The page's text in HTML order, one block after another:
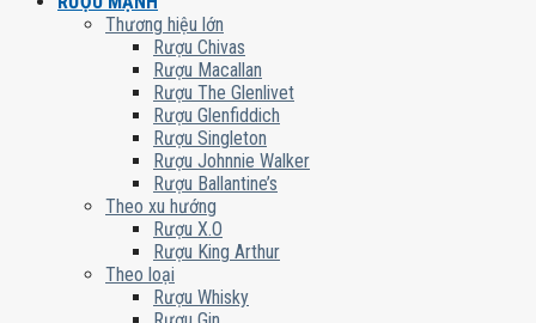
Thương hiệu lớn
Rượu Chivas
Rượu Macallan
Rượu The Glenlivet
Rượu Glenfiddich
Rượu Singleton
Rượu Johnnie Walker
Rượu Ballantine’s
Theo xu hướng
Rượu X.O
Rượu King Arthur
Theo loại
Rượu Whisky